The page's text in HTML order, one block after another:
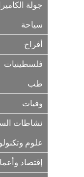
جولة الكاميرا
سياحة
أفراح
فلسطينيات
طب
وفيات
نشاطات
علوم
إقتصاد